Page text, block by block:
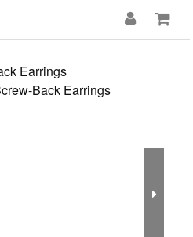
Earrings
Back Earrings